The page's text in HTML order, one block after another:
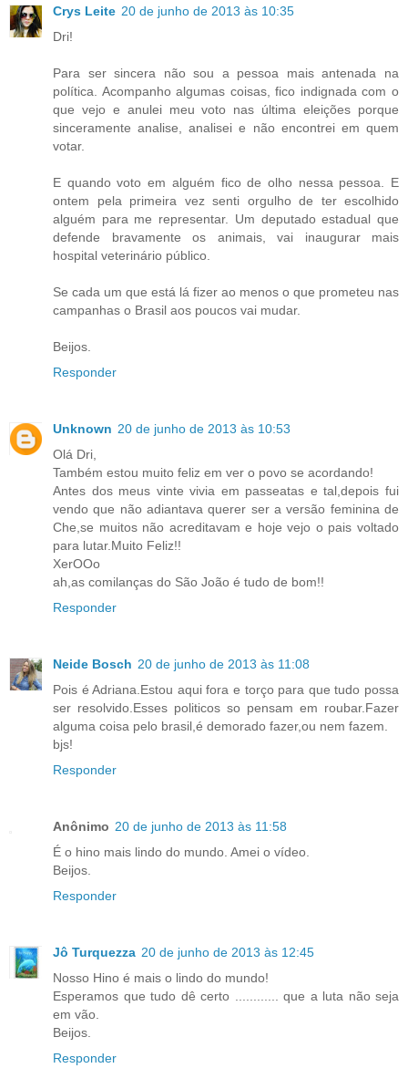
Crys Leite 20 de junho de 2013 às 10:35
Dri!
Para ser sincera não sou a pessoa mais antenada na
política. Acompanho algumas coisas, fico indignada com o
que vejo e anulei meu voto nas última eleições porque
sinceramente analise, analisei e não encontrei em quem
votar.
E quando voto em alguém fico de olho nessa pessoa. E
ontem pela primeira vez senti orgulho de ter escolhido
alguém para me representar. Um deputado estadual que
defende bravamente os animais, vai inaugurar mais
hospital veterinário público.
Se cada um que está lá fizer ao menos o que prometeu nas
campanhas o Brasil aos poucos vai mudar.
Beijos.
Responder
Unknown 20 de junho de 2013 às 10:53
Olá Dri,
Também estou muito feliz em ver o povo se acordando!
Antes dos meus vinte vivia em passeatas e tal,depois fui
vendo que não adiantava querer ser a versão feminina de
Che,se muitos não acreditavam e hoje vejo o pais voltado
para lutar.Muito Feliz!!
XerOOo
ah,as comilanças do São João é tudo de bom!!
Responder
Neide Bosch 20 de junho de 2013 às 11:08
Pois é Adriana.Estou aqui fora e torço para que tudo possa
ser resolvido.Esses politicos so pensam em roubar.Fazer
alguma coisa pelo brasil,é demorado fazer,ou nem fazem.
bjs!
Responder
Anônimo 20 de junho de 2013 às 11:58
É o hino mais lindo do mundo. Amei o vídeo.
Beijos.
Responder
Jô Turquezza 20 de junho de 2013 às 12:45
Nosso Hino é mais o lindo do mundo!
Esperamos que tudo dê certo ............ que a luta não seja
em vão.
Beijos.
Responder